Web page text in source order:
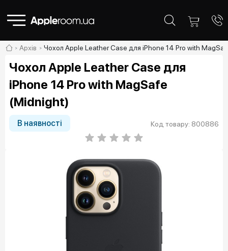
Архів Чохол Apple Leather Case для iPhone 14 Pro with
Чохол Apple Leather Case для
iPhone 14 Pro with MagSafe
(Midnight)
В наявності Код товару: 800886